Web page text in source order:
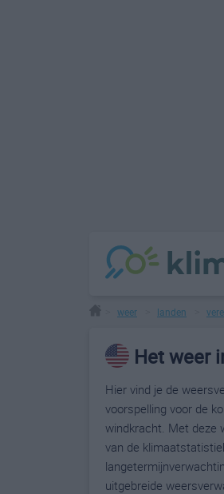
weer landen
Het weer
Hier vind je de
voorspelling voor de
windkracht. Met deze
van de
uitgebreide